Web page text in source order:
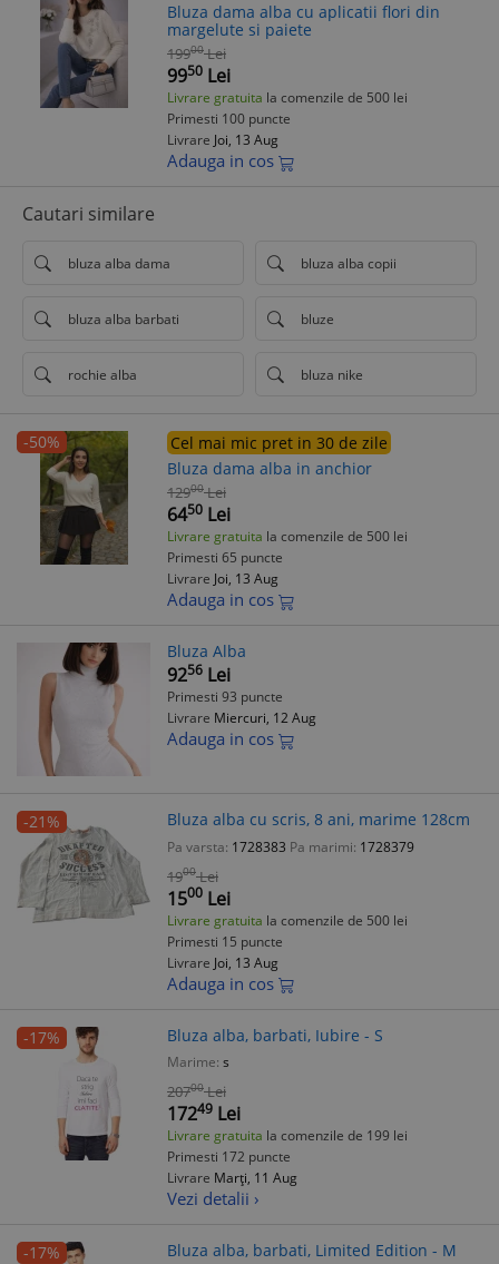
Bluza dama alba cu aplicatii flori din
margelute si paiete
19900 Lei
9950 Lei
Livrare gratuita la comenzile de 500 lei
Primesti 100 puncte
Livrare Joi, 13 Aug
Adauga in cos
Cautari similare
bluza alba dama bluza alba copii
bluza alba barbati bluze
rochie alba bluza nike
-50%
Cel mai mic pret in 30 de zile
Bluza dama alba in anchior
12900 Lei
6450 Lei
Livrare gratuita la comenzile de 500 lei
Primesti 65 puncte
Livrare Joi, 13 Aug
Adauga in cos
Bluza Alba
9256 Lei
Primesti 93 puncte
Livrare Miercuri, 12 Aug
Adauga in cos
-21% Bluza alba cu scris, 8 ani, marime 128cm
Pa varsta: 1728383 Pa marimi: 1728379
1900 Lei
1500 Lei
Livrare gratuita la comenzile de 500 lei
Primesti 15 puncte
Livrare Joi, 13 Aug
Adauga in cos
-17% Bluza alba, barbati, Iubire - S
Marime: s
20700 Lei
17249 Lei
Livrare gratuita la comenzile de 199 lei
Primesti 172 puncte
Livrare Marți, 11 Aug
Vezi detalii ›
-17% Bluza alba, barbati, Limited Edition - M